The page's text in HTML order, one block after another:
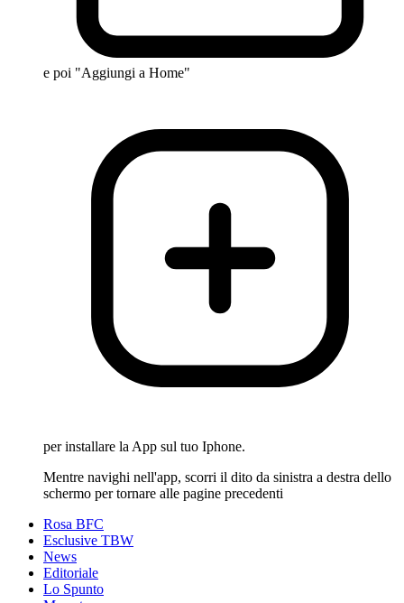
e poi "Aggiungi a Home"
per installare la App sul tuo Iphone.
Mentre navighi nell'app, scorri il dito da sinistra a destra dello
schermo per tornare alle pagine precedenti
Rosa BFC
Esclusive TBW
News
Editoriale
Lo Spunto